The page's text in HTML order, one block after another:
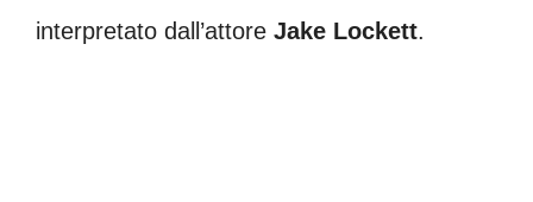
interpretato dall’attore Jake Lockett.